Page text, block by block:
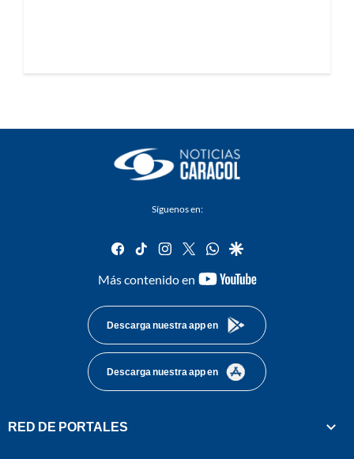
Síguenos en:
facebook
tiktok instagram
twitterwhatsapp
google
Más contenido en
youtube-
Descarga nuestra app en
Descarga nuestra app en
RED DE PORTALES